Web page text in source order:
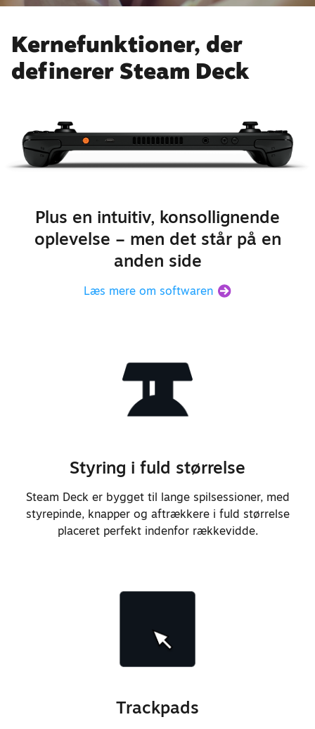
pollinghastighed til 180 Hz,
hvilket forbedrer forsinkelse og
nøjagtighed
Opdaterede wi-fi-/Bluetooth-
modulet
Tilføjede understøttelse af
Bluetooth 5.3, som understøtter
nyere codecs såsom aptX HD og
aptX Low Latency
enheden er tilsluttet
Tilføjede understøttelse til
Forbedrede basresponsen for en
generelt fladere lydprofil
Tilføjede understøttelse til brug
det 3,5 mm hovedtelefonstik
styrepinde for at forbedre grebet
og undgå ophobning af støv
Kernefunktioner, der
definerer Steam Deck
Plus en intuitiv, konsollignende
oplevelse – men det står på en
anden side
Læs mere om softwaren
Styring i fuld størrelse
Steam Deck er bygget til lange spilsessioner, med
styrepinde, knapper og aftrækkere i fuld størrelse
placeret perfekt indenfor rækkevidde.
Trackpads